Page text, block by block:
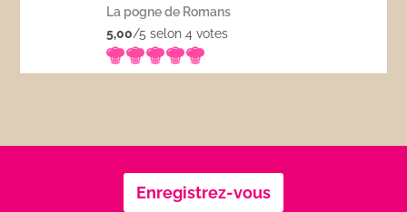
La pogne de Romans
5,00/5 selon 4votes
Enregistrez-vous